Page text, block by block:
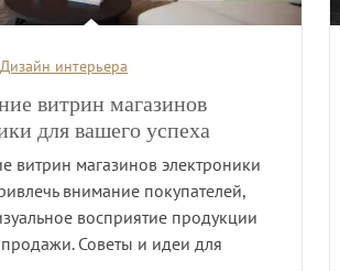
Дизайн интерьера
витрин магазинов
для вашего успеха
витрин магазинов электроники
внимание покупателей,
восприятие продукции
Советы и идеи для